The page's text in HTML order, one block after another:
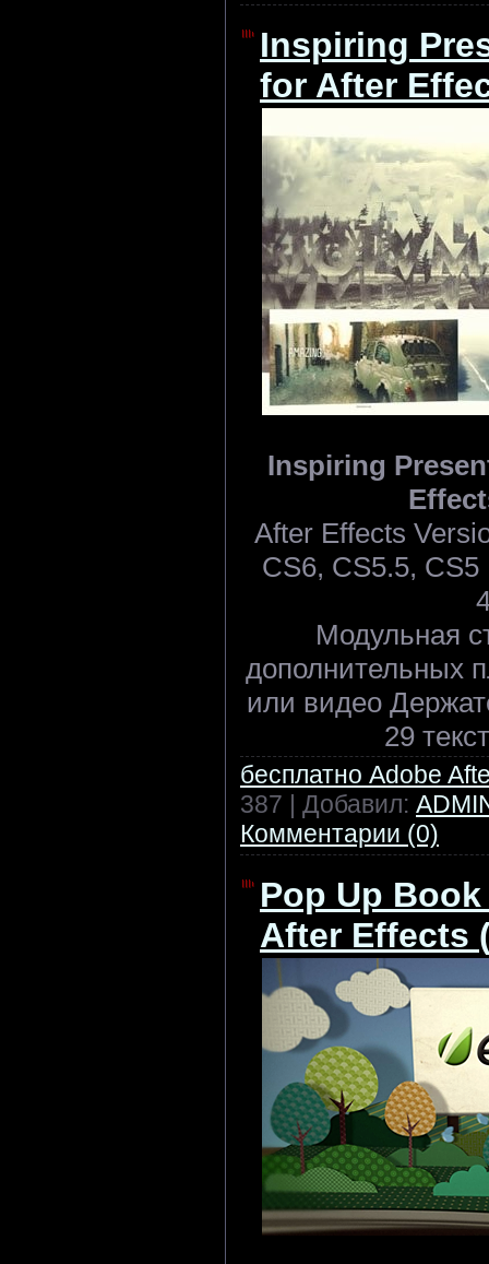
Inspiring
for After
Inspiring
After Effects
CS6, CS5.5,
Модульная
дополнительных
или видео
29
бесплатно Adobe
387 | Добавил:
Комментарии (0)
Pop Up
After Effects